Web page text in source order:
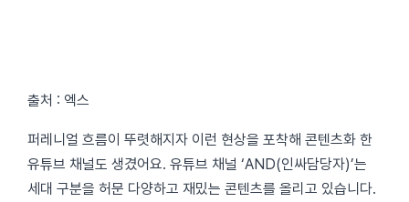
출처 : 엑스
퍼레니얼 흐름이 뚜렷해지자 이런 현상을 포착해 콘텐츠화 한
유튜브 채널도 생겼어요. 유튜브 채널 ‘AND(인싸담당자)’는
세대 구분을 허문 다양하고 재밌는 콘텐츠를 올리고 있습니다.